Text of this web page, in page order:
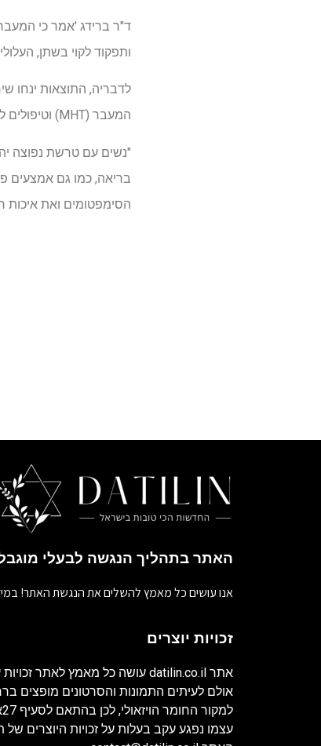
ד"ר ברידג 'אמר כי
ותפקוד לקוי בשתן,
לדבריה, התוצאות ינחו
המעבר (MHT) וטיפולים לא-הורמונליים לשיפור איכות החיים.
"נשים עם טרשת נפוצה
הסימפטומים ואת איכות
האתר בתהליך הנגשה לבעלי
אנו עושים כל מאמץ להשלים את הנגשת האתר!
זכויות יוצרים
אתר datilin.co.il עושה כל מאמץ לאתר
אולם לעיתים התמונות והסרטונים
עצמו נפגע עקב בעלות על זכויות היוצרים של